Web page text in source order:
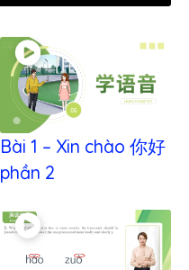
Bài 1 – Xin chào 你好
phần 2